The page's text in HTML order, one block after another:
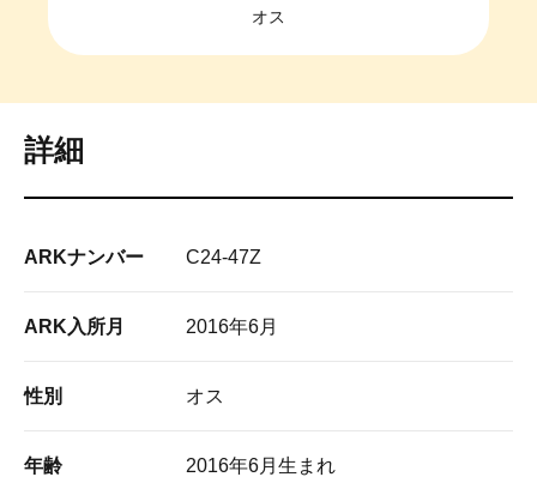
オス
詳細
ARKナンバー C24-47Z
ARK入所月 2016年6月
性別 オス
年齢 2016年6月生まれ